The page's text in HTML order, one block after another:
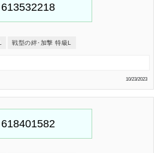
戦型の絆･加撃 特級L
10/23/2023